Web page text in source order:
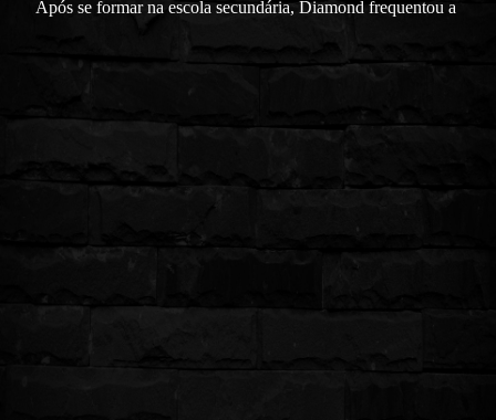
Após se formar na escola secundária, Diamond frequentou a